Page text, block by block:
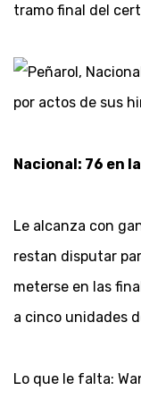
tramo final del
Nacional: 76 en
Le alcanza con
restan disputar
meterse en las
a cinco unidades
Lo que le falta: